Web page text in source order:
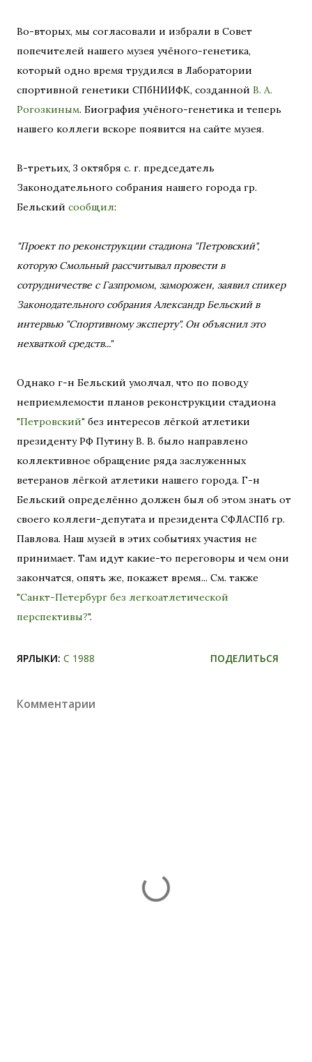
Во-вторых, мы согласовали и избрали в Совет
попечителей нашего музея учёного-генетика,
который одно время трудился в Лаборатории
спортивной генетики СПбНИИФК, созданной В. А.
Рогозкиным. Биография учёного-генетика и теперь
нашего коллеги вскоре появится на сайте музея.
В-третьих, 3 октября с. г. председатель
Законодательного собрания нашего города гр.
Бельский сообщил:
"Проект по реконструкции стадиона "Петровский",
которую Смольный рассчитывал провести в
сотрудничестве с Газпромом, заморожен, заявил спикер
Законодательного собрания Александр Бельский в
интервью "Спортивному эксперту". Он объяснил это
нехваткой средств..."
Однако г-н Бельский умолчал, что по поводу
неприемлемости планов реконструкции стадиона
"Петровский" без интересов лёгкой атлетики
президенту РФ Путину В. В. было направлено
коллективное обращение ряда заслуженных
ветеранов лёгкой атлетики нашего города. Г-н
Бельский определённо должен был об этом знать от
своего коллеги-депутата и президента СФЛАСПб гр.
Павлова. Наш музей в этих событиях участия не
принимает. Там идут какие-то переговоры и чем они
закончатся, опять же, покажет время... См. также
"Санкт-Петербург без легкоатлетической
перспективы?".
ЯРЛЫКИ: С 1988 ПОДЕЛИТЬСЯ
Комментарии